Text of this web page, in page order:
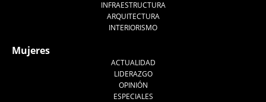
INFRAESTRUCTURA
ARQUITECTURA
INTERIORISMO
Mujeres
ACTUALIDAD
LIDERAZGO
OPINIÓN
ESPECIALES